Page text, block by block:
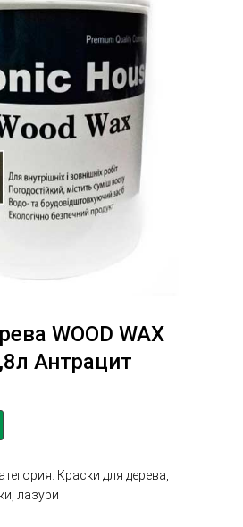
WOOD WAX
Антрацит
Краски для дерева,
лазури